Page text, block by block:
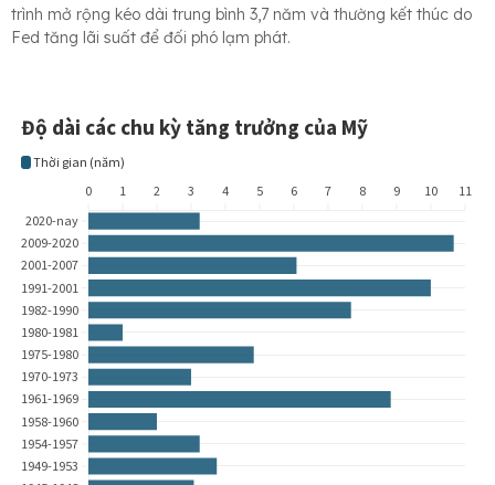
trình mở rộng kéo dài trung bình 3,7 năm và thường kết thúc do
Fed tăng lãi suất để đối phó lạm phát.